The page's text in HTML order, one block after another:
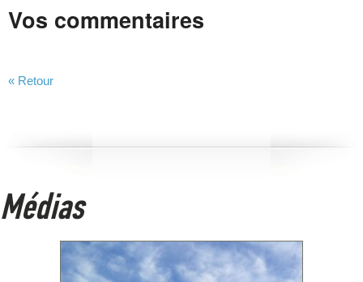
Vos commentaires
« Retour
Médias